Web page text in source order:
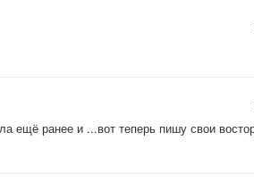
ещё ранее и ...вот теперь пишу свои